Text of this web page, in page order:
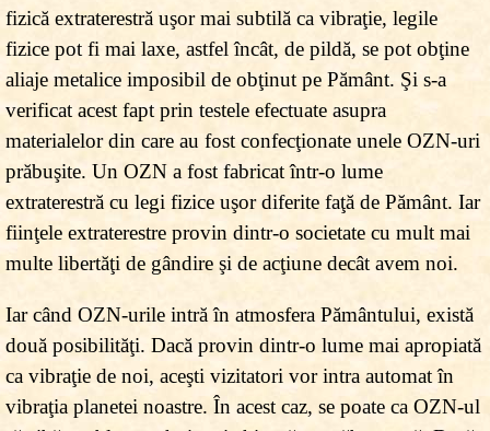
fizică extraterestră uşor mai subtilă ca vibraţie, legile
fizice pot fi mai laxe, astfel încât, de pildă, se pot obţine
aliaje metalice imposibil de obţinut pe Pământ. Şi s-a
verificat acest fapt prin testele efectuate asupra
materialelor din care au fost confecţionate unele OZN-uri
prăbuşite. Un OZN a fost fabricat într-o lume
extraterestră cu legi fizice uşor diferite faţă de Pământ. Iar
fiinţele extraterestre provin dintr-o societate cu mult mai
multe libertăţi de gândire şi de acţiune decât avem noi.
Iar când OZN-urile intră în atmosfera Pământului, există
două posibilităţi. Dacă provin dintr-o lume mai apropiată
ca vibraţie de noi, aceşti vizitatori vor intra automat în
vibraţia planetei noastre. În acest caz, se poate ca OZN-ul